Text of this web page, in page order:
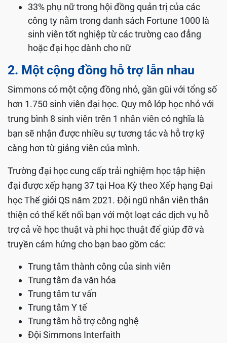
33% phụ nữ trong hội đồng quản trị của các
công ty nằm trong danh sách Fortune 1000 là
sinh viên tốt nghiệp từ các trường cao đẳng
hoặc đại học dành cho nữ
2. Một cộng đồng hỗ trợ lẫn nhau
Simmons có một cộng đồng nhỏ, gần gũi với tổng số
hơn 1.750 sinh viên đại học. Quy mô lớp học nhỏ với
trung bình 8 sinh viên trên 1 nhân viên có nghĩa là
bạn sẽ nhận được nhiều sự tương tác và hỗ trợ kỹ
càng hơn từ giảng viên của mình.
Trường đại học cung cấp trải nghiệm học tập hiện
đại được xếp hạng 37 tại Hoa Kỳ theo Xếp hạng Đại
học Thế giới QS năm 2021. Đội ngũ nhân viên thân
thiện có thể kết nối bạn với một loạt các dịch vụ hỗ
trợ cả về học thuật và phi học thuật để giúp đỡ và
truyền cảm hứng cho bạn bao gồm các:
Trung tâm thành công của sinh viên
Trung tâm đa văn hóa
Trung tâm tư vấn
Trung tâm Y tế
Trung tâm hỗ trợ công nghệ
Đội Simmons Interfaith